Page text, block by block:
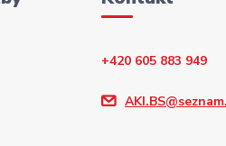
+420 605 883 949